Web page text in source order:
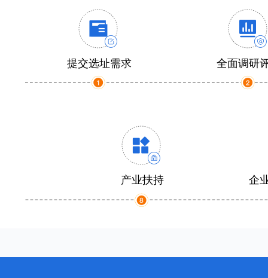
提交选址需求 全面调研
产业扶持 企